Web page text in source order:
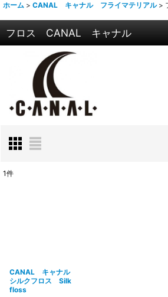
ホーム > CANAL キャナル フライマテリアル >
フロス CANAL キャナル
1件
CANAL キャナル
シルクフロス Silk
floss